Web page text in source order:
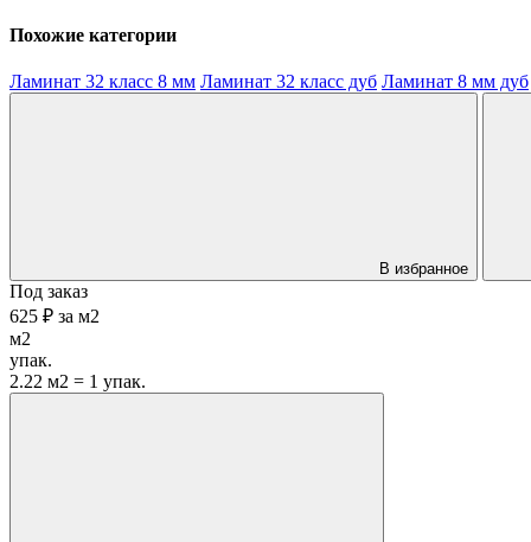
Похожие категории
Ламинат 32 класс 8 мм Ламинат 32 класс дуб Ламинат 8 мм дуб
В избранное
Под заказ
625 ₽ за м2
м2
упак.
2.22 м2 = 1 упак.